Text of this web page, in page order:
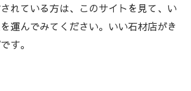
れている方は、このサイトを見て、い
運んでみてください。いい石材店がき
す。